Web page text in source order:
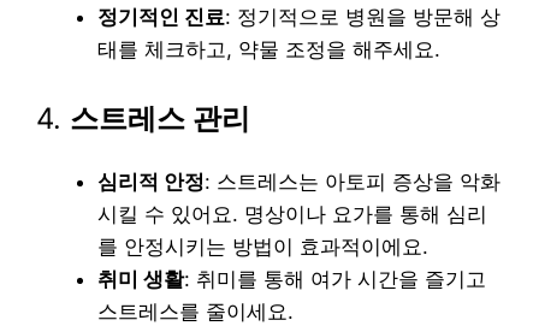
정기적인 진료: 정기적으로 병원을 방문해 상
태를 체크하고, 약물 조정을 해주세요.
4. 스트레스 관리
심리적 안정: 스트레스는 아토피 증상을 악화
시킬 수 있어요. 명상이나 요가를 통해 심리
를 안정시키는 방법이 효과적이에요.
취미 생활: 취미를 통해 여가 시간을 즐기고
스트레스를 줄이세요.